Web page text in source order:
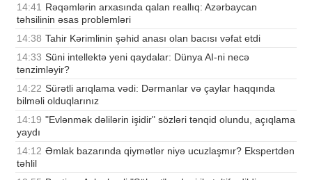
14:41 Rəqəmlərin arxasında qalan reallıq: Azərbaycan
təhsilinin əsas problemləri
14:38 Tahir Kərimlinin şəhid anası olan bacısı vəfat etdi
14:33 Süni intellektə yeni qaydalar: Dünya AI-ni necə
tənzimləyir?
14:22 Sürətli arıqlama vədi: Dərmanlar və çaylar haqqında
bilməli olduqlarınız
14:19 "Evlənmək dəlilərin işidir" sözləri tənqid olundu, açıqlama
yaydı
14:12 Əmlak bazarında qiymətlər niyə ucuzlaşmır? Ekspertdən
təhlil